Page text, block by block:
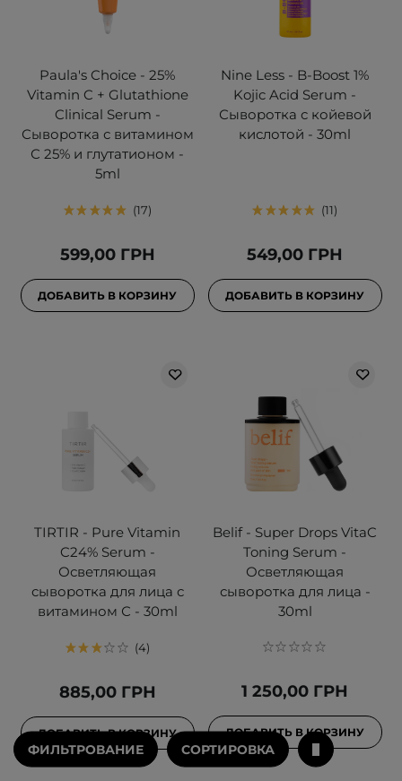
Paula's Choice - 25%
Vitamin C + Glutathione
Clinical Serum -
Сыворотка с витамином
С 25% и глутатионом -
5ml
17
599,00 ГРН
ДОБАВИТЬ В КОРЗИНУ
Nine Less - B-Boost 1%
Kojic Acid Serum -
Сыворотка с койевой
кислотой - 30ml
11
549,00 ГРН
ДОБАВИТЬ В КОРЗИНУ
TIRTIR - Pure Vitamin
C24% Serum -
Осветляющая
сыворотка для лица с
витамином С - 30ml
4
885,00 ГРН
ДОБАВИТЬ В КОРЗИНУ
Belif - Super Drops VitaC
Toning Serum -
Осветляющая
сыворотка для лица -
30ml
1 250,00 ГРН
ДОБАВИТЬ В КОРЗИНУ
ФИЛЬТРОВАНИЕ СОРТИРОВКА